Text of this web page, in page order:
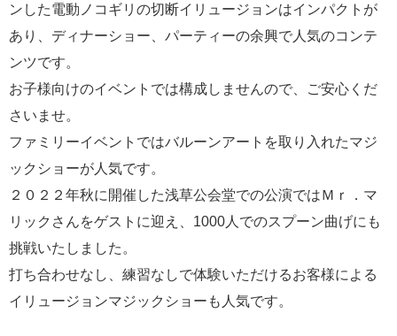
ンした電動ノコギリの切断イリュージョンはインパクトが
あり、ディナーショー、パーティーの余興で人気のコンテ
ンツです。
お子様向けのイベントでは構成しませんので、ご安心くだ
さいませ。
ファミリーイベントではバルーンアートを取り入れたマジ
ックショーが人気です。
２０２２年秋に開催した浅草公会堂での公演ではＭｒ．マ
リックさんをゲストに迎え、1000人でのスプーン曲げにも
挑戦いたしました。
打ち合わせなし、練習なしで体験いただけるお客様による
イリュージョンマジックショーも人気です。